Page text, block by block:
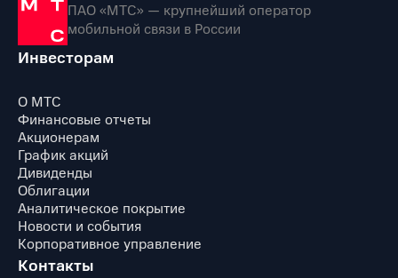
ПАО «МТС» — крупнейший оператор
мобильной связи в России
Инвесторам
О МТС
Финансовые отчеты
Акционерам
График акций
Дивиденды
Облигации
Аналитическое покрытие
Новости и события
Корпоративное управление
Контакты